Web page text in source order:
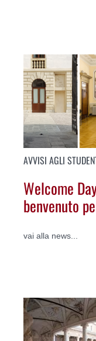
AVVISI AGLI
Welcome
benvenuto
vai alla news...